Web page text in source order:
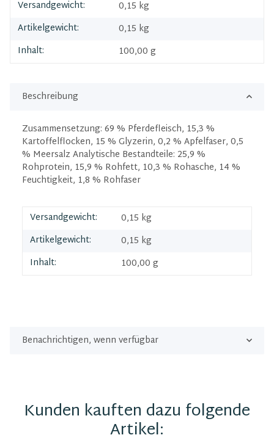
Versandgewicht:
0,15 kg
Artikelgewicht:
0,15 kg
Inhalt:
100,00 g
Beschreibung
Zusammensetzung: 69 % Pferdefleisch, 15,3 %
Kartoffelflocken, 15 % Glyzerin, 0,2 % Apfelfaser, 0,5
% Meersalz Analytische Bestandteile: 25,9 %
Rohprotein, 15,9 % Rohfett, 10,3 % Rohasche, 14 %
Feuchtigkeit, 1,8 % Rohfaser
Versandgewicht:
0,15 kg
Artikelgewicht:
0,15 kg
Inhalt:
100,00 g
Benachrichtigen, wenn verfügbar
Kunden kauften dazu folgende
Artikel: